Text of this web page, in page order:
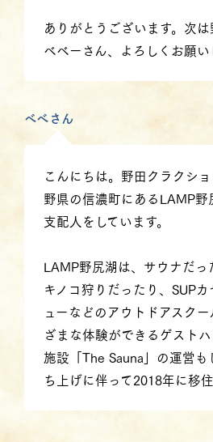
ありがとうございます。次
べべーさん、よろしくお願い
べべさん
こんにちは。野田クラクシ
野県の信濃町にあるLAMP野
支配人をしています。
LAMP野尻湖は、サウナだっ
キノコ狩りだったり、SUP
ューなどのアウトドアスク
ざまな体験ができるゲスト
施設「The Sauna」の運営も
ち上げに伴って2018年に移住